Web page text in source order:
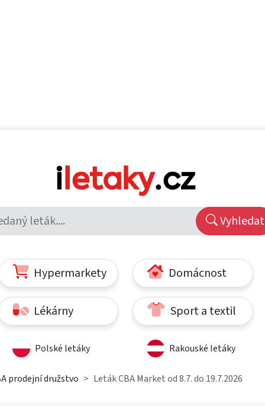
Vyhledat
Hypermarkety Domácnost
Lékárny Sport a textil
Polské letáky Rakouské letáky
prodejní družstvo Leták CBA Market od 8.7. do 19.7.2026